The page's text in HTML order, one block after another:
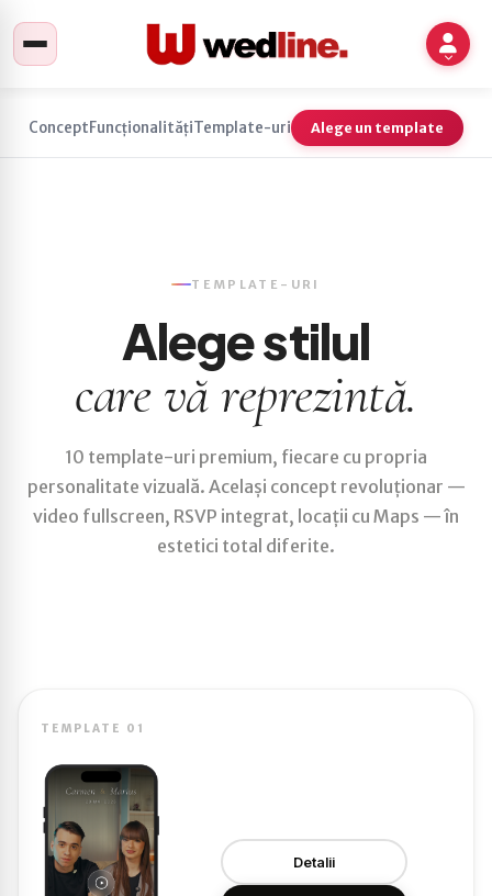
ConceptFuncționalitățiTemplate-uri Alege un template
TEMPLATE-URI
Alege stilul
care vă reprezintă.
10 template-uri premium, fiecare cu propria
personalitate vizuală. Același concept revoluționar —
video fullscreen, RSVP integrat, locații cu Maps — în
estetici total diferite.
TEMPLATE 01
Detalii